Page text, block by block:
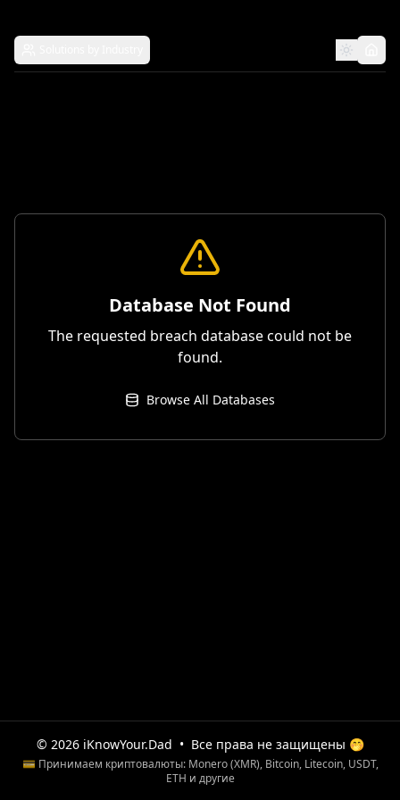
Database Not Found
The requested breach database could not be
found.
Browse All Databases
© 2026 iKnowYour.Dad • Все права не защищены 🤭
💳 Принимаем криптовалюты: Monero (XMR), Bitcoin, Litecoin, USDT,
ETH и другие